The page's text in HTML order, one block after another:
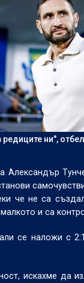
ни",
Александър
че не са
и са
се наложи с
искахме да